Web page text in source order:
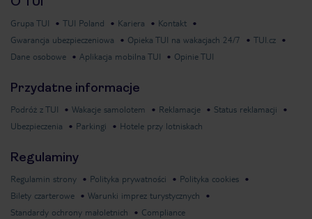
Grupa TUI TUI Poland Kariera
Kontakt
Gwarancja ubezpieczeniowa
Opieka TUI na wakacjach 24/7
TUI.cz
Dane osobowe
Aplikacja mobilna TUI Opinie TUI
Przydatne informacje
Podróż z TUI Wakacje samolotem Reklamacje
Status reklamacji
Ubezpieczenia
Parkingi Hotele przy lotniskach
Regulaminy
Regulamin strony Polityka prywatności
Polityka cookies
Bilety czarterowe
Warunki imprez turystycznych
Standardy ochrony małoletnich
Compliance